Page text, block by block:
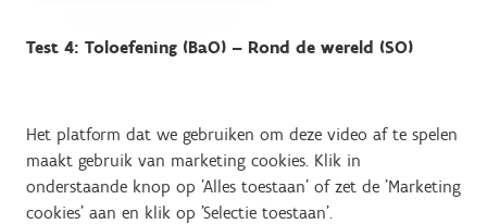
Test 4: Toloefening (BaO) – Rond de wereld (SO)
Het platform dat we gebruiken om deze video af te spelen
maakt gebruik van marketing cookies. Klik in
onderstaande knop op 'Alles toestaan' of zet de 'Marketing
cookies' aan en klik op 'Selectie toestaan'.